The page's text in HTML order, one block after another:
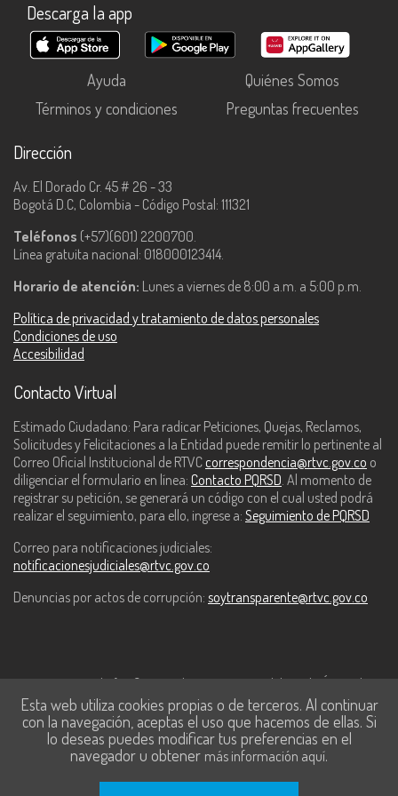
Descarga la app
Ayuda
Quiénes Somos
Términos y condiciones
Preguntas frecuentes
Dirección
Av. El Dorado Cr. 45 # 26 - 33
Bogotá D.C, Colombia - Código Postal: 111321
Teléfonos (+57)(601) 2200700.
Línea gratuita nacional: 018000123414.
Horario de atención: Lunes a viernes de 8:00 a.m. a 5:00 p.m.
Política de privacidad y tratamiento de datos personales
Condiciones de uso
Accesibilidad
Contacto Virtual
Estimado Ciudadano: Para radicar Peticiones, Quejas, Reclamos,
Solicitudes y Felicitaciones a la Entidad puede remitir lo pertinente al
Correo Oficial Institucional de RTVC correspondencia@rtvc.gov.co o
diligenciar el formulario en línea: Contacto PQRSD. Al momento de
registrar su petición, se generará un código con el cual usted podrá
realizar el seguimiento, para ello, ingrese a: Seguimiento de PQRSD
Correo para notificaciones judiciales:
notificacionesjudiciales@rtvc.gov.co
Denuncias por actos de corrupción: soytransparente@rtvc.gov.co
Este contenido fue financiado con recursos del Fondo Único de
Tecnologías de la Información y las Comunicaciones de MinTic.
Esta web utiliza cookies propias o de terceros. Al continuar
con la navegación, aceptas el uso que hacemos de ellas. Si
lo deseas puedes modificar tus preferencias en el
navegador u obtener más información aquí.